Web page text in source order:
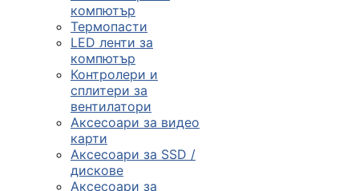
компютър
Термопасти
LED ленти за
компютър
Контролери и
сплитери за
вентилатори
Аксесоари за видео
карти
Аксесоари за SSD /
дискове
Аксесоари за